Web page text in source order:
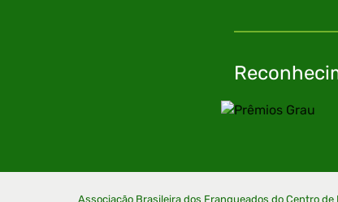
Associação Brasileira dos Franqueados do Centro de